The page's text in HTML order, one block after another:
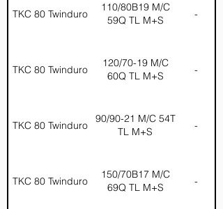
TKC 80 Twinduro
110/80B19 M/C
59Q TL M+S
-
TKC 80 Twinduro
120/70-19 M/C
60Q TL M+S
-
TKC 80 Twinduro
90/90-21 M/C 54T
TL M+S
-
TKC 80 Twinduro
150/70B17 M/C
69Q TL M+S
-